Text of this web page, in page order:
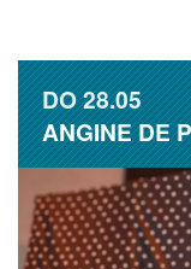
DO28.05
ANGINE DE